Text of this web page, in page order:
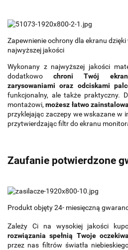
Zapewnienie ochrony dla ekranu
najwyższej jakości
Wykonany z najwyższej jakości
dodatkowochroni Twój
zarysowaniami oraz odciskami
funkcjonalny, ale także praktyczny.
montażowi,możesz łatwo
przyklejając zaczepy we wskazane w
przytwierdzając filtr do ekranu
Zaufanie potwierdzone
Produkt objęty 24- miesięczną
Zależy Ci na wysokiej jakości
rozwiązania spełnią Twoje
przez nas filtrów światła